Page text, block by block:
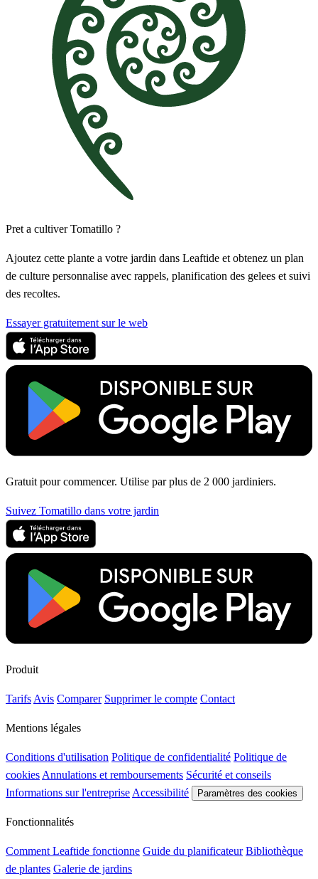
Pret a cultiver Tomatillo ?
Ajoutez cette plante a votre jardin dans Leaftide et obtenez un plan
de culture personnalise avec rappels, planification des gelees et suivi
des recoltes.
Essayer gratuitement sur le web
Gratuit pour commencer. Utilise par plus de 2 000 jardiniers.
Suivez Tomatillo dans votre jardin
Produit
Tarifs Avis Comparer Supprimer le compte Contact
Mentions légales
Conditions d'utilisation Politique de confidentialité Politique de
cookies Annulations et remboursements Sécurité et conseils
Informations sur l'entreprise Accessibilité Paramètres des cookies
Fonctionnalités
Comment Leaftide fonctionne Guide du planificateur Bibliothèque
de plantes Galerie de jardins